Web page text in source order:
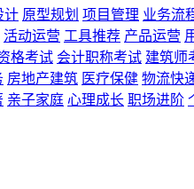
计 原型规划 项目管理 业务流
活动运营 工具推荐 产品运营
格考试 会计职称考试 建筑师
房地产建筑 医疗保健 物流快
亲子家庭 心理成长 职场进阶